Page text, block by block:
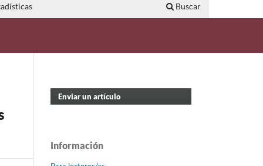
Buscar
Enviar un artículo
Información